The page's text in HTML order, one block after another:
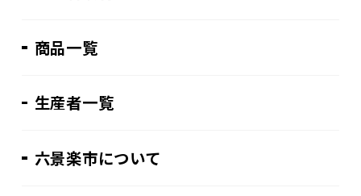
商品一覧
生産者一覧
六景楽市について